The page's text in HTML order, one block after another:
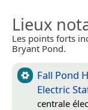
Lieux
Les points forts
Bryant Pond.
Fall Pond
Electric
centrale